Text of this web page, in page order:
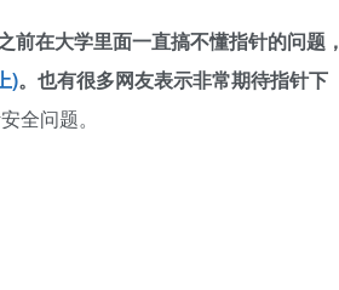
前在大学里面一直搞不懂指针的问题
)。也有很多网友表示非常期待指针下
全问题。